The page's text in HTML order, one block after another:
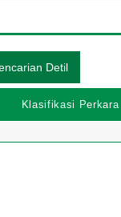
Klasifikasi Perkara